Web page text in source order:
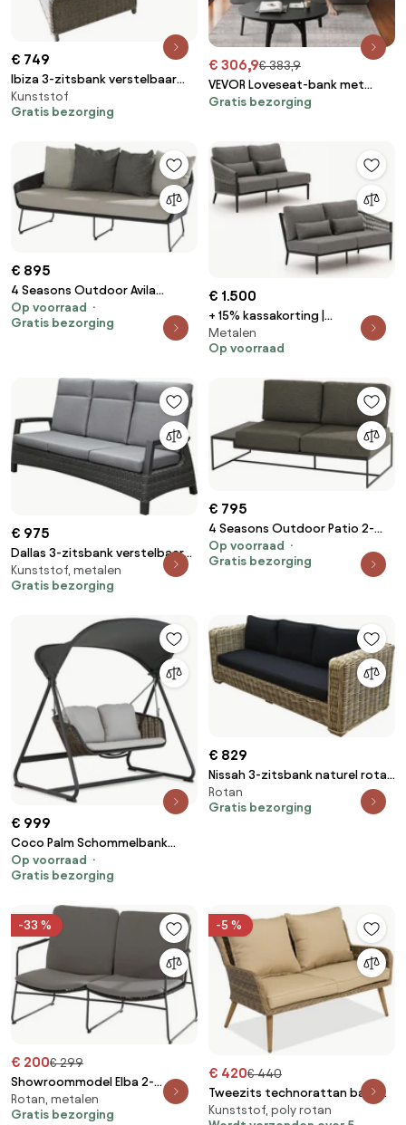
€ 749
Ibiza 3-zitsbank verstelbaar
grijs
Kunststof
Gratis bezorging
€ 306,9€ 383,9
VEVOR Loveseat-bank met
twee zitplaatsen (160 cm
corduroy-bank met
pocketveren en zacht kussen
voor slaapkamer, kantoor,
appartement, geen montage
vereist, grijs
Gratis bezorging
€ 895
4 Seasons Outdoor Avila
loungebank antraciet SALE
Loungebank antraciet
Op voorraad
Gratis bezorging
€ 1.500
+ 15% kassakorting |
Loungebank Tuin Bellagio |
Aluminium | Tuinbank Grijs | Kees
Metalen
Op voorraad
€ 975
Dallas 3-zitsbank verstelbaar
antraciet
Kunststof, metalen
Gratis bezorging
€ 795
4 Seasons Outdoor Patio 2-
zitter Rechts Tuinbank
antraciet weerbestendig
Op voorraad
Gratis bezorging
€ 999
Coco Palm Schommelbank
Wicker/Aluminium/Aluminium/wicker
Taupe
Op voorraad
Gratis bezorging
€ 829
Nissah 3-zitsbank naturel rotan
- olefin black - urecel foam
Rotan
Gratis bezorging
-33 %
€ 200€ 299
Showroommodel Elba 2-
zitsbank rope Taste4SO
Rotan, metalen
Gratis bezorging
-5 %
€ 420€ 440
Tweezits technorattan bank
voor het terras Bilbao Garden
Kunststof, poly rotan